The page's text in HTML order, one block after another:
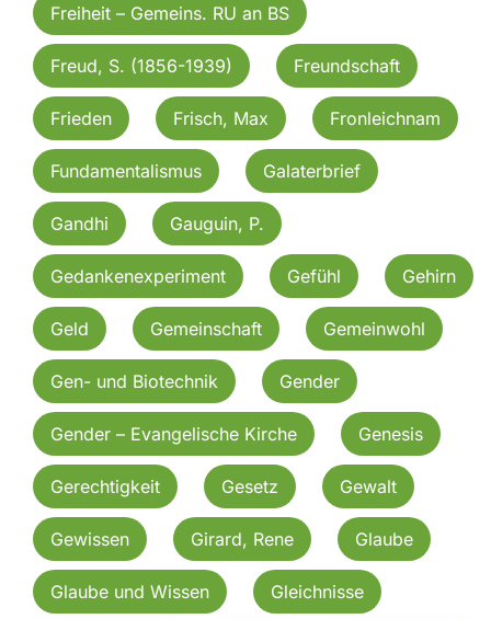
Freiheit – Gemeins. RU an BS
Freud, S. (1856-1939) Freundschaft
Frieden Frisch, Max Fronleichnam
Fundamentalismus Galaterbrief
Gandhi Gauguin, P.
Gedankenexperiment Gefühl Gehirn
Geld Gemeinschaft Gemeinwohl
Gen- und Biotechnik Gender
Gender – Evangelische Kirche Genesis
Gerechtigkeit Gesetz Gewalt
Gewissen Girard, Rene Glaube
Glaube und Wissen Gleichnisse